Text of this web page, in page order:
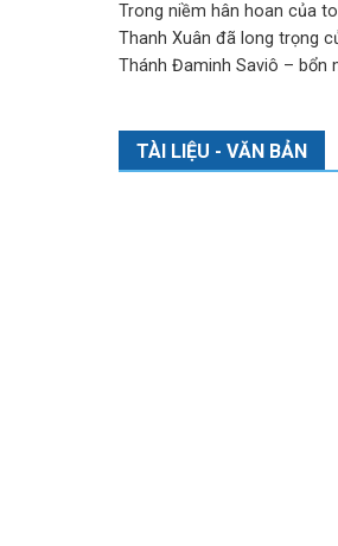
Trong niềm hân hoan của
Thanh Xuân đã long trọng
Thánh Đaminh Saviô – bổn
TÀI LIỆU - VĂN BẢN